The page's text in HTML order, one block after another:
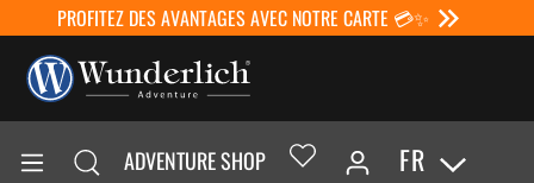
PROFITEZ DES AVANTAGES AVEC NOTRE CARTE 💳✨
ADVENTURE SHOP FR